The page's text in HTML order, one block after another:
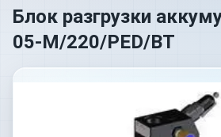
Блок разгрузки
05-M/220/PED/BT